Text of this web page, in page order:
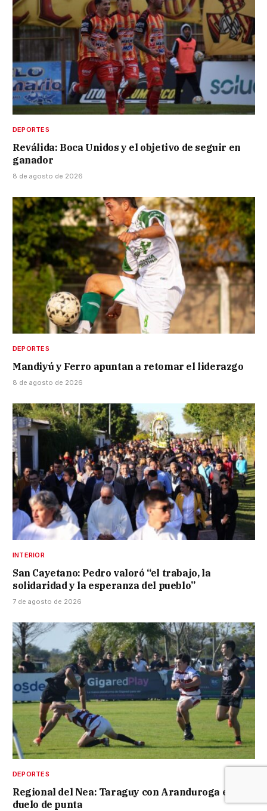
DEPORTES
Reválida: Boca Unidos y el objetivo de seguir en
ganador
8 de agosto de 2026
DEPORTES
Mandiyú y Ferro apuntan a retomar el liderazgo
8 de agosto de 2026
INTERIOR
San Cayetano: Pedro valoró “el trabajo, la
solidaridad y la esperanza del pueblo”
7 de agosto de 2026
DEPORTES
Regional del Nea: Taraguy con Aranduroga en
duelo de punta